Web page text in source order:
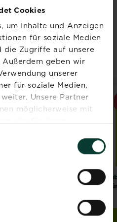
Cookies
um Inhalte und Anzeigen
für soziale Medien
die Zugriffe auf unsere
geben wir
unserer
für soziale Medien,
Unsere Partner
möglicherweise mit
die Sie ihnen
haben.
NEU